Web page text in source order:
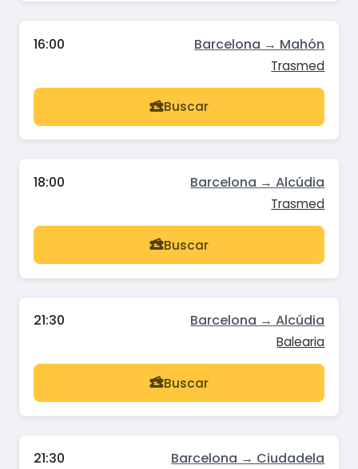
16:00 Barcelona → Mahón
Trasmed
Buscar
18:00 Barcelona → Alcúdia
Trasmed
Buscar
21:30 Barcelona → Alcúdia
Balearia
Buscar
21:30 Barcelona → Ciudadela